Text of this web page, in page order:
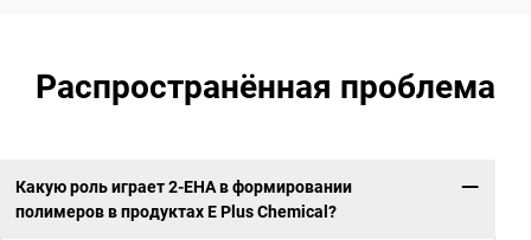
Распространённая проблема
Какую роль играет 2-EHA в формировании
полимеров в продуктах E Plus Chemical?